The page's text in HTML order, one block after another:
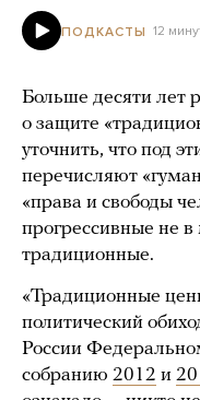
ПОДКАСТЫ 12
Больше десяти лет
о защите
уточнить, что под
перечисляют
«права и свободы
прогрессивные не
традиционные.
«Традиционные
политический
России
собранию 2012 и